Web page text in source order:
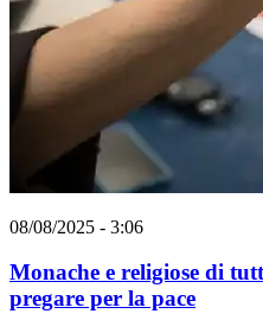
08/08/2025 - 3:06
Monache e religiose di
pregare per la pace